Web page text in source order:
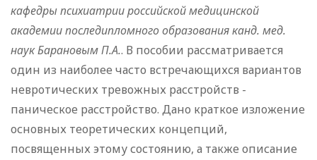
кафедры психиатрии российской медицинской
академии последипломного образования канд. мед.
наук Барановым П.А.. В пособии рассматривается
один из наиболее часто встречающихся вариантов
невротических тревожных расстройств -
паническое расстройство. Дано краткое изложение
основных теоретических концепций,
посвященных этому состоянию, а также описание